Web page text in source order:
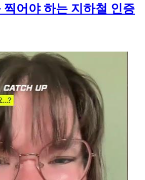
찍어야 하는 지하철 인증